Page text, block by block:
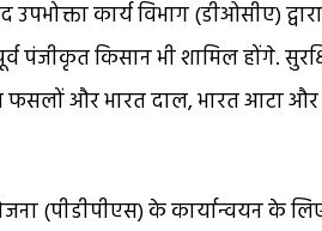
कार्य विभाग (डीओसीए)
पंजीकृत किसान भी शामिल होंगे.
फसलों और भारत दाल, भारत आटा और
(पीडीपीएस) के कार्यान्वयन के